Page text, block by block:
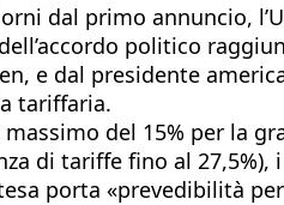
dal primo annuncio,
politico
e dal presidente
tariffaria.
del 15% per la
di tariffe fino al
porta «prevedibilità